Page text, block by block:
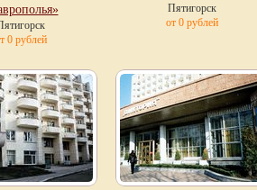
0 рублей
Пятигорск
от 0 рублей